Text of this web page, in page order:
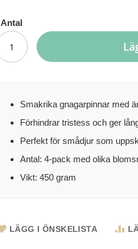
Antal
Smakrika gnagarpinnar med
Förhindrar tristess och ger
Perfekt för smådjur som
Antal: 4-pack med olika
Vikt: 450 gram
LÄGG I ÖNSKELISTA